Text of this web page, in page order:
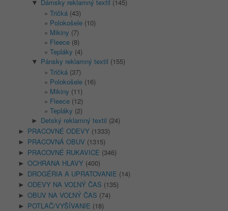
▼ Dámsky reklamný textil (145)
Tričká (43)
Polokošele (10)
Mikiny (7)
Fleece (8)
Tepláky (4)
▼ Pánsky reklamný textil (155)
Tričká (37)
Polokošele (16)
Mikiny (11)
Fleece (12)
Tepláky (2)
► Detský reklamný textil (24)
► PRACOVNÉ ODEVY (1333)
► PRACOVNÁ OBUV (1315)
► PRACOVNÉ RUKAVICE (346)
► OCHRANA HLAVY (400)
► DROGÉRIA A UPRATOVANIE (14)
► ODEVY NA VOĽNÝ ČAS (135)
► OBUV NA VOĽNÝ ČAS (74)
► POTLAČ/VYŠÍVANIE (18)